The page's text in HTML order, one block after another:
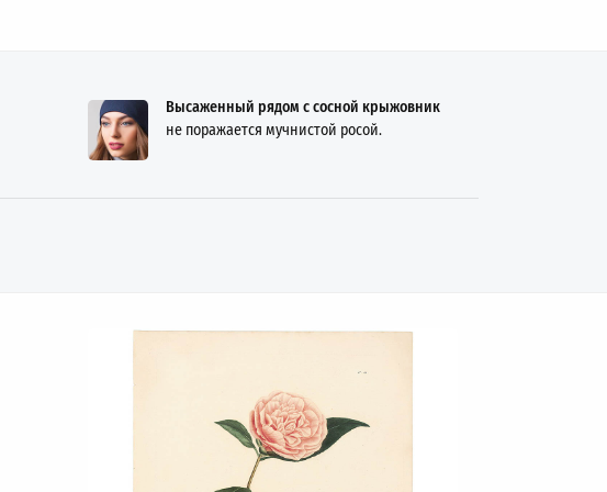
Высаженный рядом с сосной крыжовник
не поражается мучнистой росой.